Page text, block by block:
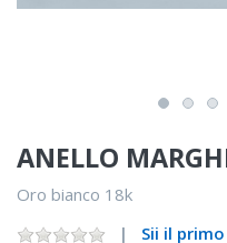
ANELLO
Oro bianco 18k
Sii il